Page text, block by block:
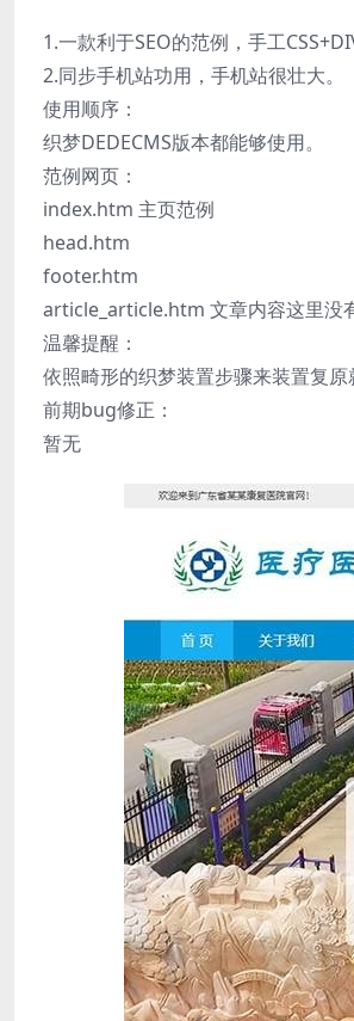
1.一款利于SEO的范例，手工
2.同步手机站功用，手机站很壮大。
使用顺序：
织梦DEDECMS版本都能够使用。
范例网页：
index.htm 主页范例
head.htm
footer.htm
article_article.htm 文章内容这里没
温馨提醒：
依照畸形的织梦装置步骤来装置复
前期bug修正：
暂无